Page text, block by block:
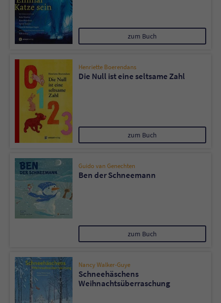
zum Buch
Henriette Boerendans
Die Null ist eine seltsame Zahl
zum Buch
Guido van Genechten
Ben der Schneemann
zum Buch
Nancy Walker-Guye
Schneehäschens
Weihnachtsüberraschung